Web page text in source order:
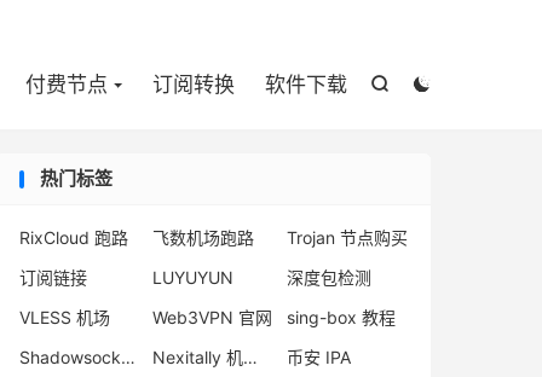


付费节点 订阅转换 软件下载
热门标签
RixCloud 跑路 飞数机场跑路
Trojan 节点购买
订阅链接
LUYUYUN
深度包检测
VLESS 机场
Web3VPN 官网
sing-box 教程
Shadowsocks V2ray 区别
Nexitally 机场注册
币安 IPA